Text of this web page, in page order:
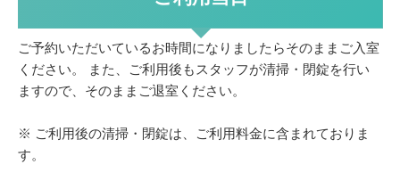
ご予約いただいているお時間になりましたらそのままご入室
ください。
また、ご利用後もスタッフが清掃・閉錠を行い
ますので、そのままご退室ください。
※ ご利用後の清掃・閉錠は、ご利用料金に含まれておりま
す。